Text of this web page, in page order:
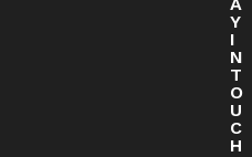
Y
I
N
T
O
U
C
H